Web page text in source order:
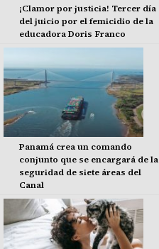
¡Clamor por justicia! Tercer día
del juicio por el femicidio de la
educadora Doris Franco
Panamá crea un comando
conjunto que se encargará de la
seguridad de siete áreas del
Canal